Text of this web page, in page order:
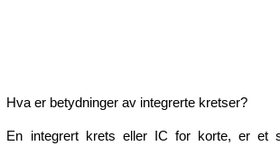
Hva er betydninger av integrerte kretser?
En integrert krets eller IC for korte, er et